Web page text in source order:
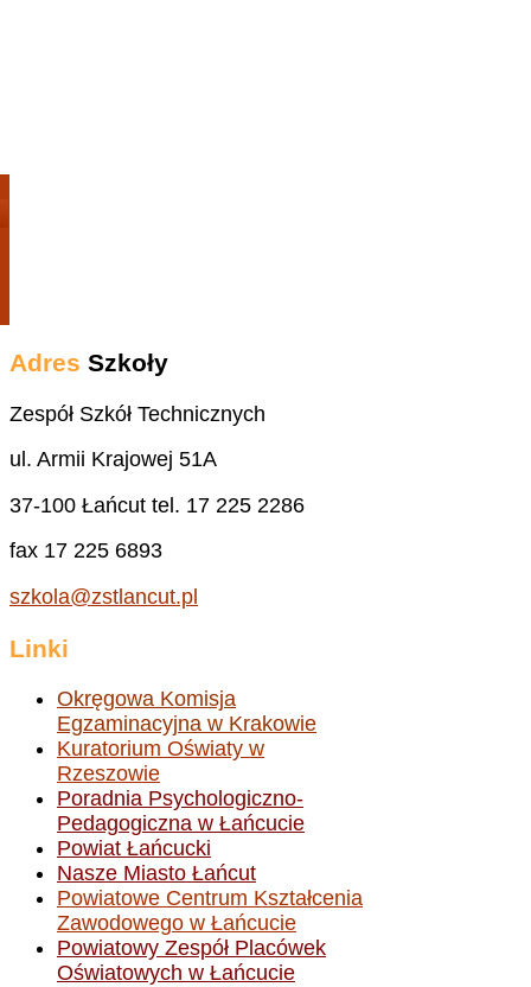
Adres Szkoły
Zespół Szkół Technicznych
ul. Armii Krajowej 51A
37-100 Łańcut tel. 17 225 2286
fax 17 225 6893
szkola@zstlancut.pl
Linki
Okręgowa Komisja
Egzaminacyjna w Krakowie
Kuratorium Oświaty w
Rzeszowie
Poradnia Psychologiczno-
Pedagogiczna w Łańcucie
Powiat Łańcucki
Nasze Miasto Łańcut
Powiatowe Centrum Kształcenia
Zawodowego w Łańcucie
Powiatowy Zespół Placówek
Oświatowych w Łańcucie